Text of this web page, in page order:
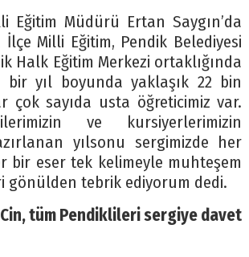
Eğitim Müdürü Ertan Saygın’da
İlçe Milli Eğitim, Pendik Belediyesi
Halk Eğitim Merkezi ortaklığında
bir yıl boyunda yaklaşık 22 bin
çok sayıda usta öğreticimiz var.
ve kursiyerlerimizin
yılsonu sergimizde her
bir eser tek kelimeyle muhteşem
gönülden tebrik ediyorum dedi.
tüm Pendiklileri sergiye davet